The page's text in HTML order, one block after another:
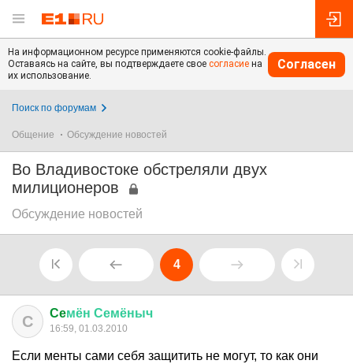
На информационном ресурсе применяются cookie-файлы.
Оставаясь на сайте, вы подтверждаете свое согласие на
их использование.
Согласен
Поиск по форумам
Общение Обсуждение новостей
Во Владивостоке обстреляли двух
милиционеров
Обсуждение новостей
4
C Ceмён Семёныч
16:59, 01.03.2010
Если менты сами себя защитить не могут, то как они